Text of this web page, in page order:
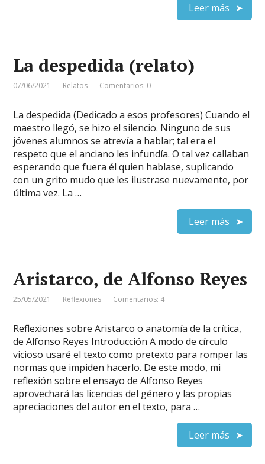
Leer más
La despedida (relato)
07/06/2021 Relatos Comentarios: 0
La despedida (Dedicado a esos profesores) Cuando el
maestro llegó, se hizo el silencio. Ninguno de sus
jóvenes alumnos se atrevía a hablar; tal era el
respeto que el anciano les infundía. O tal vez callaban
esperando que fuera él quien hablase, suplicando
con un grito mudo que les ilustrase nuevamente, por
última vez. La …
Leer más
Aristarco, de Alfonso Reyes
25/05/2021 Reflexiones Comentarios: 4
Reflexiones sobre Aristarco o anatomía de la crítica,
de Alfonso Reyes Introducción A modo de círculo
vicioso usaré el texto como pretexto para romper las
normas que impiden hacerlo. De este modo, mi
reflexión sobre el ensayo de Alfonso Reyes
aprovechará las licencias del género y las propias
apreciaciones del autor en el texto, para …
Leer más